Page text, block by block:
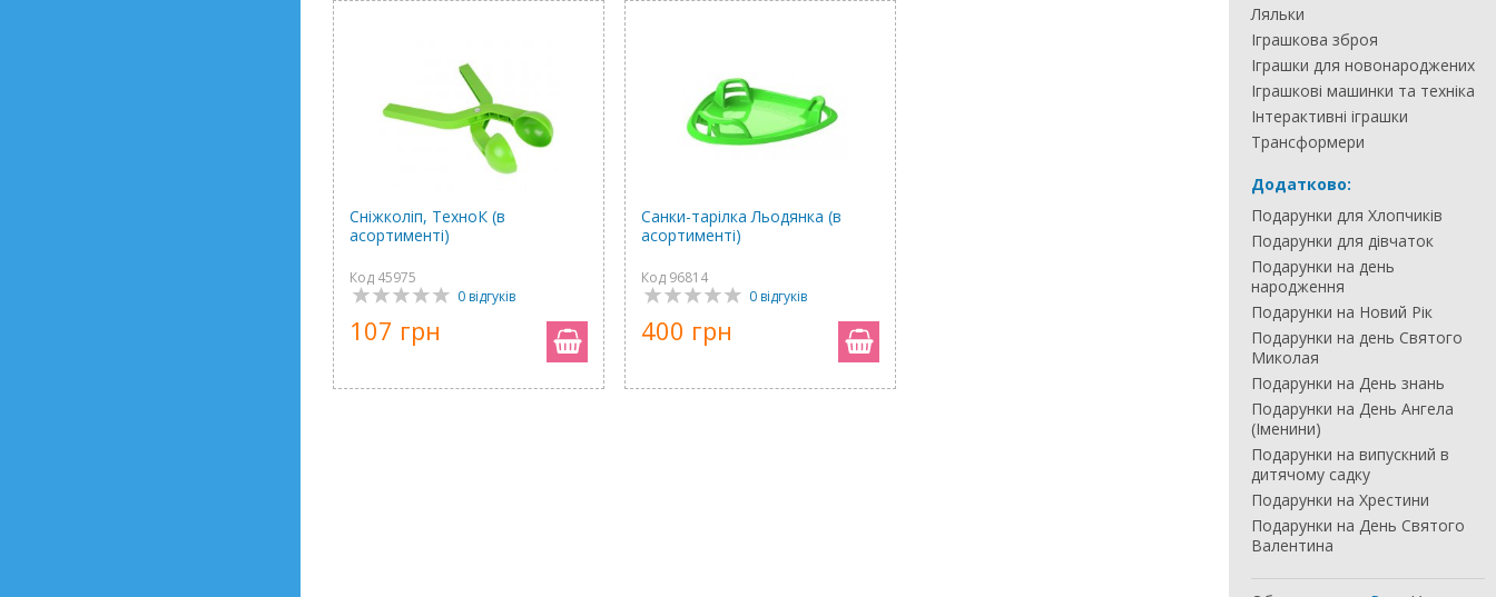
Сніжколіп, ТехноК (в
асортименті)
Код 45975
0 відгуків
107 грн
Санки-тарілка Льодянка (в
асортименті)
Код 96814
0 відгуків
400 грн
Ляльки
Іграшкова зброя
Іграшки для новонароджених
Іграшкові машинки та техніка
Інтерактивні іграшки
Трансформери
Додатково:
Подарунки для Хлопчиків
Подарунки для дівчаток
Подарунки на день
народження
Подарунки на Новий Рік
Подарунки на день Святого
Миколая
Подарунки на День знань
Подарунки на День Ангела
(Іменини)
Подарунки на випускний в
дитячому садку
Подарунки на Хрестини
Подарунки на День Святого
Валентина